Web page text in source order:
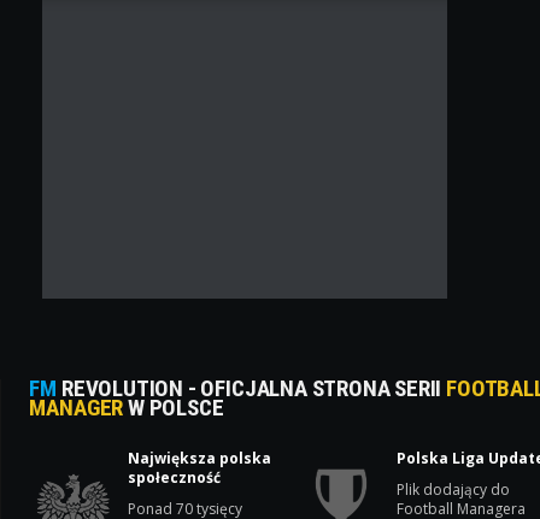
FM REVOLUTION - OFICJALNA STRONA SERII
MANAGERW POLSCE
Największa polska
społeczność
Ponad 70 tysięcy
Polska Liga
Plik dodający do
Football Managera